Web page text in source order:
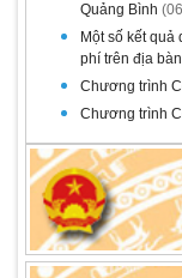
Quảng Bình
Một số kết quả
phí trên địa
Chương trình
Chương trình